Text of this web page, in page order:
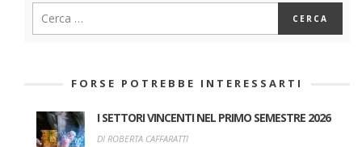
FORSE POTREBBE INTERESSARTI
I SETTORI VINCENTI NEL PRIMO SEMESTRE 2026
DI ROBERTA CAFFARATTI